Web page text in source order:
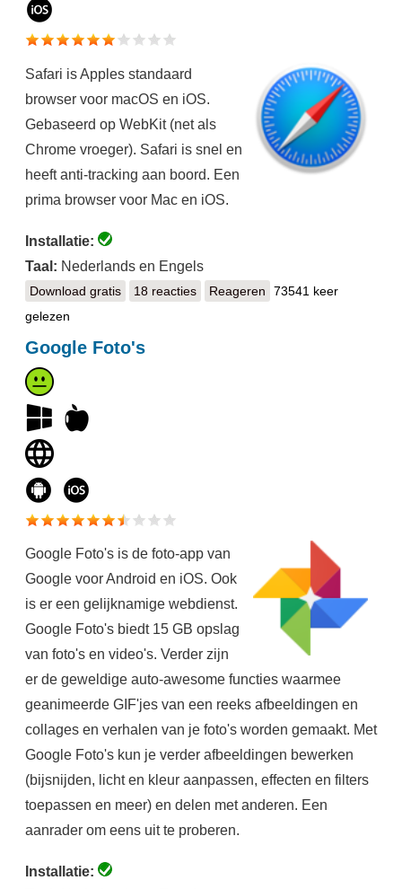
Safari is Apples standaard
browser voor macOS en iOS.
Gebaseerd op WebKit (net als
Chrome vroeger). Safari is snel en
heeft anti-tracking aan boord. Een
prima browser voor Mac en iOS.
Installatie:
Taal: Nederlands en Engels
Download gratisSafari
18 reacties Reageren
73541 keer
gelezen
Google Foto's
Google Foto's is de foto-app van
Google voor Android en iOS. Ook
is er een gelijknamige webdienst.
Google Foto's biedt 15 GB opslag
van foto's en video's. Verder zijn
er de geweldige auto-awesome functies waarmee
geanimeerde GIF'jes van een reeks afbeeldingen en
collages en verhalen van je foto's worden gemaakt. Met
Google Foto's kun je verder afbeeldingen bewerken
(bijsnijden, licht en kleur aanpassen, effecten en filters
toepassen en meer) en delen met anderen. Een
aanrader om eens uit te proberen.
Installatie: